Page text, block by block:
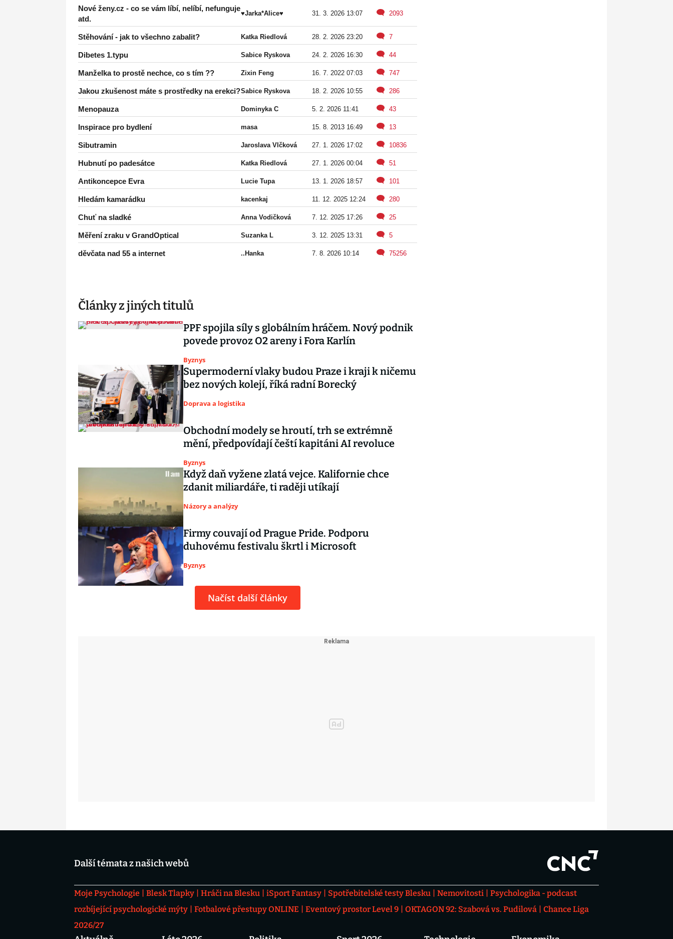
Nové ženy.cz - co se vám líbí, nelíbí, nefunguje
atd.
♥Jarka*Alice♥ 31. 3. 2026 13:07 2093
Stěhování - jak to všechno zabalit? Katka Riedlová 28. 2. 2026 23:20 7
Dibetes 1.typu Sabice Ryskova 24. 2. 2026 16:30 44
Manželka to prostě nechce, co s tím ?? Zixin Feng 16. 7. 2022 07:03 747
Jakou zkušenost máte s prostředky na erekci?Sabice Ryskova 18. 2. 2026 10:55 286
Menopauza Dominyka C 5. 2. 2026 11:41 43
Inspirace pro bydlení masa 15. 8. 2013 16:49 13
Sibutramin Jaroslava Vlčková 27. 1. 2026 17:02 10836
Hubnutí po padesátce Katka Riedlová 27. 1. 2026 00:04 51
Antikoncepce Evra Lucie Tupa 13. 1. 2026 18:57 101
Hledám kamarádku kacenkaj 11. 12. 2025 12:24 280
Chuť na sladké Anna Vodičková 7. 12. 2025 17:26 25
Měření zraku v GrandOptical Suzanka L 3. 12. 2025 13:31 5
děvčata nad 55 a internet ..Hanka 7. 8. 2026 10:14 75256
Články z jiných titulů
PPF spojila síly s globálním hráčem. Nový podnik
povede provoz O2 areny i Fora Karlín
Byznys
Supermoderní vlaky budou Praze i kraji k ničemu
bez nových kolejí, říká radní Borecký
Doprava a logistika
Obchodní modely se hroutí, trh se extrémně
mění, předpovídají čeští kapitáni AI revoluce
Byznys
Když daň vyžene zlatá vejce. Kalifornie chce
zdanit miliardáře, ti raději utíkají
Názory a analýzy
Firmy couvají od Prague Pride. Podporu
duhovému festivalu škrtl i Microsoft
Byznys
Načíst další články
Další témata z našich webů
Moje Psychologie Blesk Tlapky Hráči na Blesku iSport Fantasy Spotřebitelské testy Blesku Nemovitosti
Psychologika - podcast
rozbíjející psychologické mýty
Fotbalové přestupy ONLINE Eventový prostor Level 9 OKTAGON 92: Szabová vs. Pudilová
Chance Liga
2026/27